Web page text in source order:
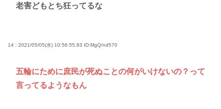
老害どもとち狂ってるな
14 : 2021/05/05(水) 10:56:55.83 ID:MgQ/nd570
五輪にために庶民が死ぬことの何がいけないの？って
言ってるようなもん